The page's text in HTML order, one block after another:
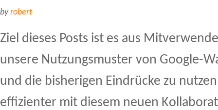
byrobert
Ziel dieses Posts ist es aus
unsere Nutzungsmuster von Google-
und die bisherigen Eindrücke zu
effizienter mit diesem neuen